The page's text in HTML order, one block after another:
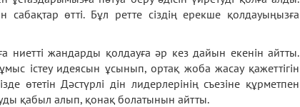
өтті. Бұл ретте сіздің ерекше қолдауыңызға
ниетті жандарды қолдауға әр кез дайын екенін айтты.
істеу идеясын ұсынып, ортақ жоба жасау қажеттігін
өтетін Дәстүрлі дін лидерлерінің съезіне құрметпен
қабыл алып, қонақ болатынын айтты.